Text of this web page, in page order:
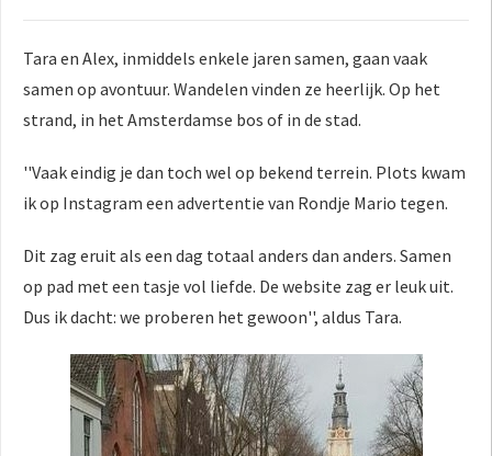
Tara en Alex, inmiddels enkele jaren samen, gaan vaak
samen op avontuur. Wandelen vinden ze heerlijk. Op het
strand, in het Amsterdamse bos of in de stad.
''Vaak eindig je dan toch wel op bekend terrein. Plots kwam
ik op Instagram een advertentie van Rondje Mario tegen.
Dit zag eruit als een dag totaal anders dan anders. Samen
op pad met een tasje vol liefde. De website zag er leuk uit.
Dus ik dacht: we proberen het gewoon'', aldus Tara.